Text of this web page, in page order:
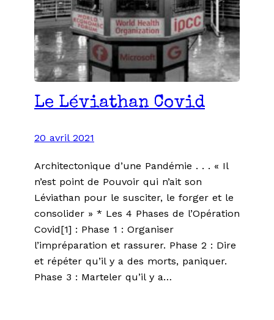
Le Léviathan Covid
20 avril 2021
Architectonique d’une Pandémie . . . « Il
n’est point de Pouvoir qui n’ait son
Léviathan pour le susciter, le forger et le
consolider » * Les 4 Phases de l’Opération
Covid[1] : Phase 1 : Organiser
l’impréparation et rassurer. Phase 2 : Dire
et répéter qu’il y a des morts, paniquer.
Phase 3 : Marteler qu’il y a…